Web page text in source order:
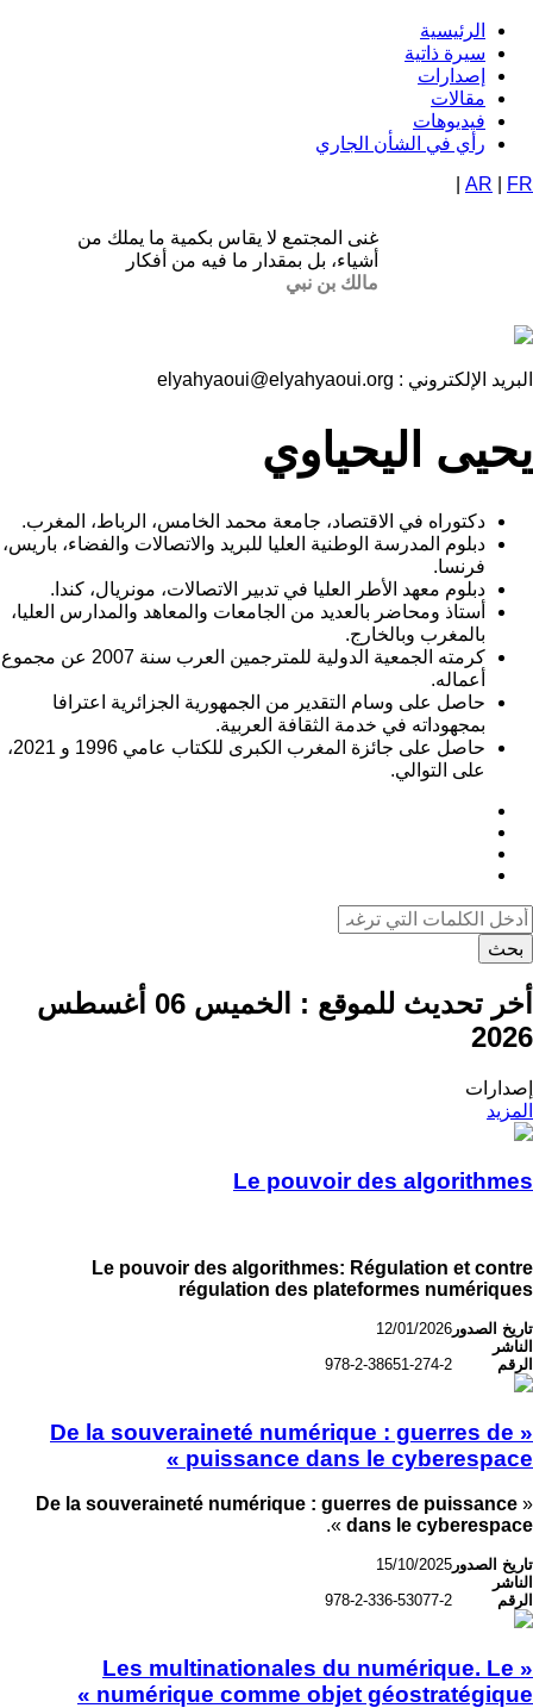
تجاوز
المحتوى
الرئيسي
Navigation
principale
الرئيسية
سيرة ذاتية
إصدارات
مقالات
فيديوهات
رأي في الشأن الجاري
AR
FR
غنى المجتمع لا يقاس بكمية ما يملك من
أشياء، بل بمقدار ما فيه من أفكار
مالك بن نبي
البريد الإلكتروني : elyahyaoui@elyahyaoui.org
يحيى اليحياوي
دكتوراه في الاقتصاد، جامعة محمد الخامس، الرباط، المغرب.
دبلوم المدرسة الوطنية العليا للبريد والاتصالات والفضاء، باريس،
فرنسا.
دبلوم معهد الأطر العليا في تدبير الاتصالات، مونريال، كندا.
أستاذ ومحاضر بالعديد من الجامعات والمعاهد والمدارس العليا،
بالمغرب وبالخارج.
كرمته الجمعية الدولية للمترجمين العرب سنة 2007 عن مجموع
أعماله.
حاصل على وسام التقدير من الجمهورية الجزائرية اعترافا
بمجهوداته في خدمة الثقافة العربية.
حاصل على جائزة المغرب الكبرى للكتاب عامي 1996 و 2021،
على التوالي.
بحث
أخر تحديث للموقع :
الخميس 06 أغسطس
2026
إصدارات
المزيد
Le pouvoir des algorithmes
Le pouvoir des algorithmes: Régulation et contre
régulation des plateformes numériques
تاريخ الصدور 12/01/2026
الناشر
الرقم
978-2-38651-274-2
« De la souveraineté numérique : guerres de
puissance dans le cyberespace »
«
De la souveraineté numérique : guerres de puissance
dans le cyberespace
».
تاريخ الصدور 15/10/2025
الناشر
الرقم
978-2-336-53077-2
« Les multinationales du numérique. Le
numérique comme objet géostratégique »